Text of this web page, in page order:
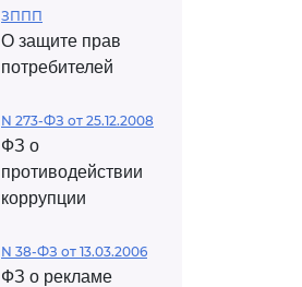
ЗППП
О защите прав
потребителей
N 273-ФЗ от 25.12.2008
ФЗ о
противодействии
коррупции
N 38-ФЗ от 13.03.2006
ФЗ о рекламе